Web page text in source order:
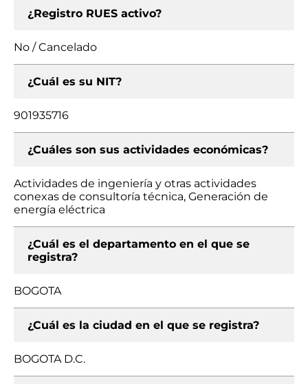
¿Registro RUES activo?
No / Cancelado
¿Cuál es su NIT?
901935716
¿Cuáles son sus actividades económicas?
Actividades de ingeniería y otras actividades
conexas de consultoría técnica, Generación de
energía eléctrica
¿Cuál es el departamento en el que se
registra?
BOGOTA
¿Cuál es la ciudad en el que se registra?
BOGOTA D.C.